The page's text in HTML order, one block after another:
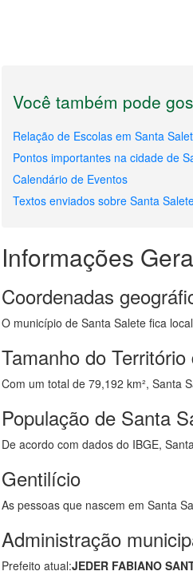
Você também pode
Relação de Escolas em Santa
Pontos importantes na cidade de
Calendário de Eventos
Textos enviados sobre Santa
Informações
Coordenadas
O município de Santa Salete fica
Tamanho do
Com um total de 79,192 km², Santa
População de Santa
De acordo com dados do IBGE,
Gentilício
As pessoas que nascem em Santa
Administração
Prefeito atual:JEDER FABIANO